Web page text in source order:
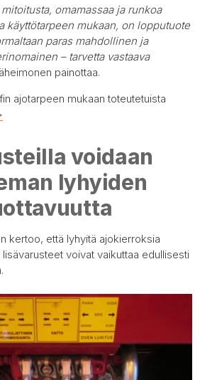
omamassaa ja runkoa
käyttötarpeen mukaan, on lopputuote
paras mahdollinen ja
– tarvetta vastaava
painottaa.
ajotarpeen mukaan toteutetuista
voidaan
lyhyiden
kertoo, että lyhyitä ajokierroksia
voivat vaikuttaa edullisesti